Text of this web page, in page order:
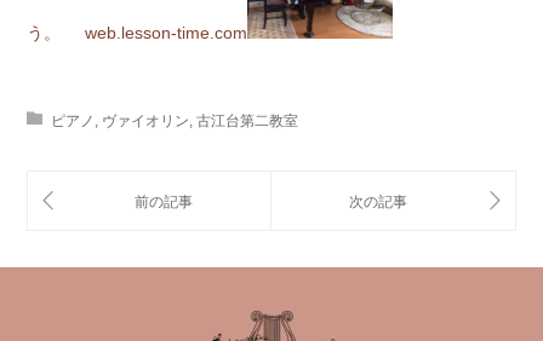
う。 web.lesson-time.com
ピアノ ヴァイオリン 古江台第二教室